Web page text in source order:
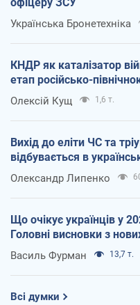
Українська Бронетехніка
КНДР як каталізатор
етап російсько-
Олексій Кущ 1,6 т.
Вихід до еліти ЧС та
відбувається в
Олександр Липенко
Що очікує українців у
Головні висновки з
Василь Фурман 13,7 т.
Всі думки